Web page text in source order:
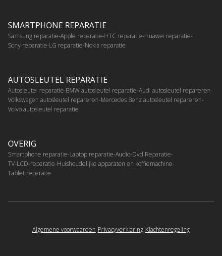
SMARTPHONE REPARATIE
Samsung reparatie Apple reparatie HTC reparatie Huawei reparatie
Sony reparatie LG reparatie Nokia reparatie
AUTOSLEUTEL REPARATIE
Autosleutel reparatie BMW autosleutel reparatie Audi autosleutel repareren
Volkswagen autosleutel repareren Mercedes Benz autosleutel repareren
Volvo autosleutel reparatie
OVERIG
Smartphone reparatie Laptop reparatie Audio-Dvd Reparatie
TV-LCD-reparatie Huishoudelijke apparaten en koffiemachine
Tablet reparatie
Algemene voorwaarden Privacyverklaring Klachtenregeling